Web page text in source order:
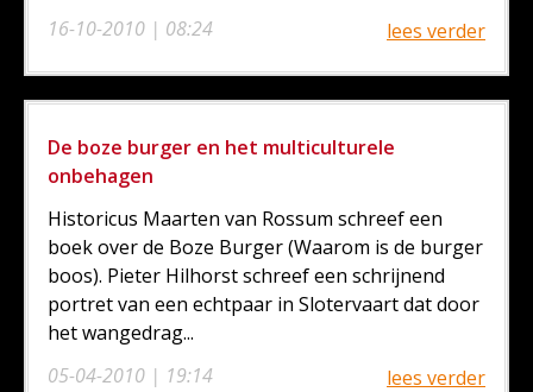
16-10-2010 | 08:24
lees verder
De boze burger en het multiculturele
onbehagen
05-04-2010 | 19:14
Historicus Maarten van Rossum schreef een
boek over de Boze Burger (Waarom is de burger
boos). Pieter Hilhorst schreef een schrijnend
portret van een echtpaar in Slotervaart dat door
het wangedrag...
lees verder